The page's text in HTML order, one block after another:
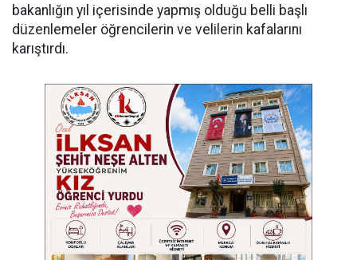
bakanlığın yıl içerisinde yapmış olduğu belli başlı
düzenlemeler öğrencilerin ve velilerin kafalarını
karıştırdı.